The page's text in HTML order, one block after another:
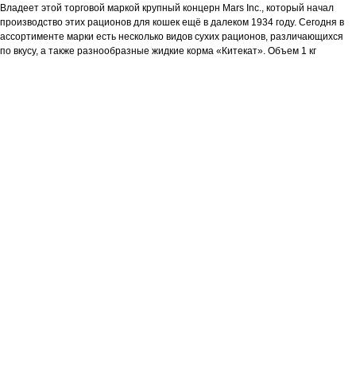
Владеет этой торговой маркой крупный концерн Mars Inc., который начал
производство этих рационов для кошек ещё в далеком 1934 году. Сегодня в
ассортименте марки есть несколько видов сухих рационов, различающихся
по вкусу, а также разнообразные жидкие корма «Китекат». Объем 1 кг